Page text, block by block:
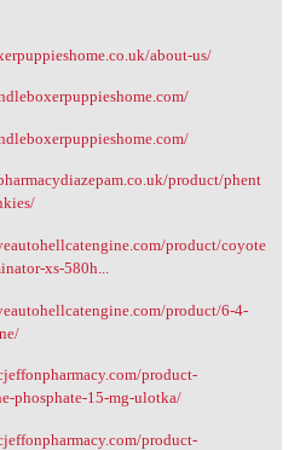
about-us/
product/phent
product/coyote
xs-580h...
product/6-4-
product-
phosphate-15-mg-ulotka/
product-